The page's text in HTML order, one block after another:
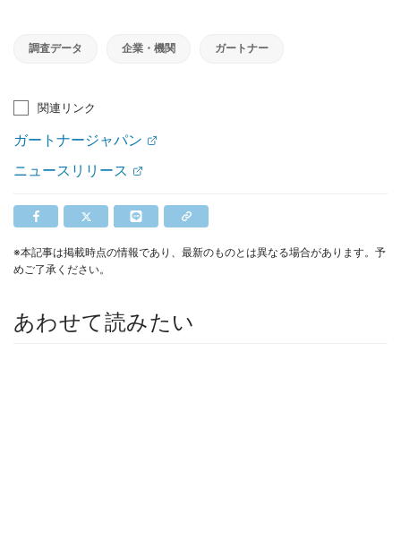
調査データ 企業・機関 ガートナー
関連リンク
ガートナージャパン
ニュースリリース
※本記事は掲載時点の情報であり、最新のものとは異なる場合があります。予
めご了承ください。
あわせて読みたい